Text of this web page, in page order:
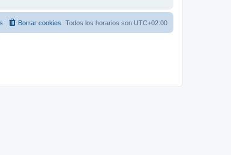
Todos los horarios son UTC+02:00
Borrar cookies